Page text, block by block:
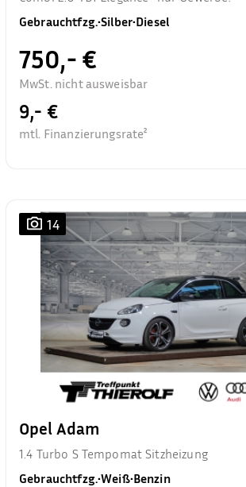
Gebrauchtfzg.•Silber•Diesel
750,- €
MwSt. nicht ausweisbar
9,- €
mtl. Finanzierungsrate²
14
Opel Adam
1.4 Turbo S Tempomat Sitzheizung
Gebrauchtfzg.•Weiß•Benzin